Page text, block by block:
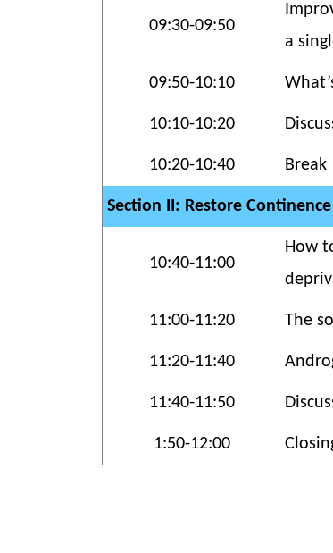
09:30-09:50
a
09:50-10:10
10:10-10:20
10:20-10:40 Break
Section II: Restore
10:40-11:00
How
11:00-11:20 The
11:20-11:40
11:40-11:50
1:50-12:00